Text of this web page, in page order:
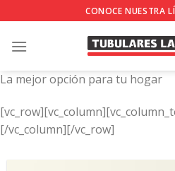
to
content
CONOCE NUESTRA
La mejor opción para tu hogar
[/vc_column][/vc_row]